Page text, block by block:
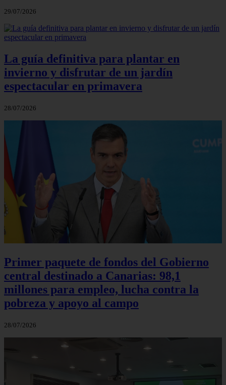
29/07/2026
La guía definitiva para plantar en
invierno y disfrutar de un jardín
espectacular en primavera
28/07/2026
Primer paquete de fondos del Gobierno
central destinado a Canarias: 98,1
millones para empleo, lucha contra la
pobreza y apoyo al campo
28/07/2026